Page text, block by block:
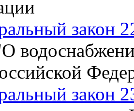
закон
закон